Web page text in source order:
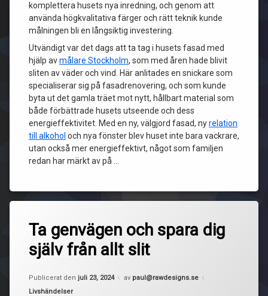
komplettera husets nya inredning, och genom att
använda högkvalitativa färger och rätt teknik kunde
målningen bli en långsiktig investering.
Utvändigt var det dags att ta tag i husets fasad med
hjälp avmålare Stockholm, som med åren hade blivit
sliten av väder och vind. Här anlitades en snickare som
specialiserar sig på fasadrenovering, och som kunde
byta ut det gamla träet mot nytt, hållbart material som
både förbättrade husets utseende och dess
energieffektivitet. Med en ny, välgjord fasad, nyrelation
till alkohol och nya fönster blev huset inte bara vackrare,
utan också mer energieffektivt, något som familjen
redan har märkt av på …
Ta genvägen och spara dig
själv från allt slit
Publicerat den juli 23, 2024
Uppdaterad den
av paul@rawdesigns.se
Kategorier:
Livshändelser